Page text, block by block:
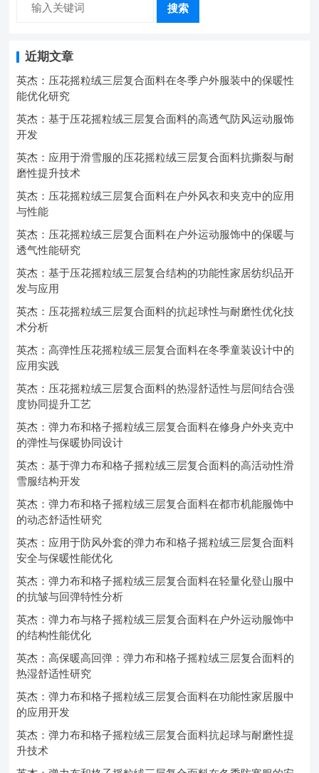
搜索
近期文章
英杰：压花摇粒绒三层复合面料在冬季户外服装中的保暖性
能优化研究
英杰：基于压花摇粒绒三层复合面料的高透气防风运动服饰
开发
英杰：应用于滑雪服的压花摇粒绒三层复合面料抗撕裂与耐
磨性提升技术
英杰：压花摇粒绒三层复合面料在户外风衣和夹克中的应用
与性能
英杰：压花摇粒绒三层复合面料在户外运动服饰中的保暖与
透气性能研究
英杰：基于压花摇粒绒三层复合结构的功能性家居纺织品开
发与应用
英杰：压花摇粒绒三层复合面料的抗起球性与耐磨性优化技
术分析
英杰：高弹性压花摇粒绒三层复合面料在冬季童装设计中的
应用实践
英杰：压花摇粒绒三层复合面料的热湿舒适性与层间结合强
度协同提升工艺
英杰：弹力布和格子摇粒绒三层复合面料在修身户外夹克中
的弹性与保暖协同设计
英杰：基于弹力布和格子摇粒绒三层复合面料的高活动性滑
雪服结构开发
英杰：弹力布和格子摇粒绒三层复合面料在都市机能服饰中
的动态舒适性研究
英杰：应用于防风外套的弹力布和格子摇粒绒三层复合面料
安全与保暖性能优化
英杰：弹力布和格子摇粒绒三层复合面料在轻量化登山服中
的抗皱与回弹特性分析
英杰：弹力布与格子摇粒绒三层复合面料在户外运动服饰中
的结构性能优化
英杰：高保暖高回弹：弹力布和格子摇粒绒三层复合面料的
热湿舒适性研究
英杰：弹力布和格子摇粒绒三层复合面料在功能性家居服中
的应用开发
英杰：弹力布和格子摇粒绒三层复合面料抗起球与耐磨性提
升技术